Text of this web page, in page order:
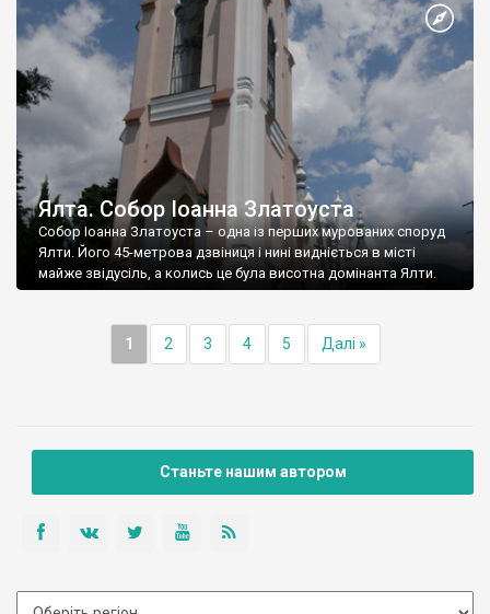
Ялта. Собор Іоанна Златоуста
Собор Іоанна Златоуста – одна із перших мурованих споруд
Ялти. Його 45-метрова дзвіниця і нині видніється в місті
майже звідусіль, а колись це була висотна домінанта Ялти.
1 2 3 4 5 Далі »
Станьте нашим автором